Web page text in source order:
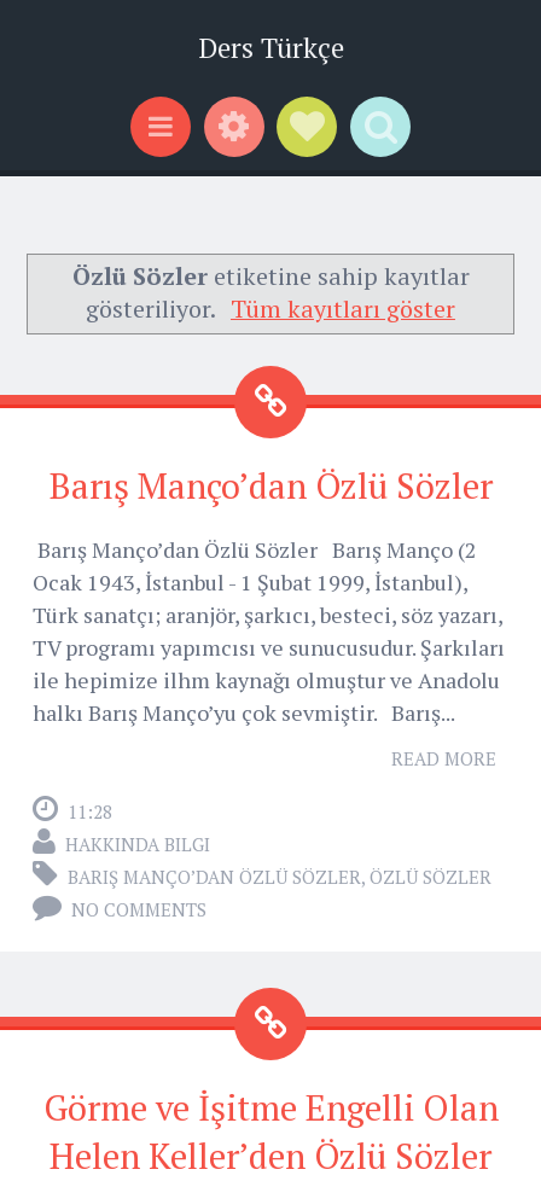
Ders Türkçe
Menu WidgetsSocial Links
Search
Özlü Sözleretiketine sahip kayıtlar
gösteriliyor. Tüm kayıtları göster
Barış Manço’dan Özlü Sözler
Barış Manço’dan Özlü Sözler Barış Manço (2
Ocak 1943, İstanbul - 1 Şubat 1999, İstanbul),
Türk sanatçı; aranjör, şarkıcı, besteci, söz yazarı,
TV programı yapımcısı ve sunucusudur. Şarkıları
ile hepimize ilhm kaynağı olmuştur ve Anadolu
halkı Barış Manço’yu çok sevmiştir. Barış...
READ MORE
11:28
HAKKINDA BILGI
BARIŞ MANÇO’DAN ÖZLÜ SÖZLER, ÖZLÜ SÖZLER
NO COMMENTS
Görme ve İşitme Engelli Olan
Helen Keller’den Özlü Sözler